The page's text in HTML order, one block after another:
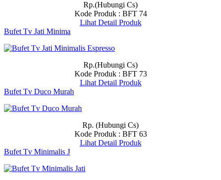
Rp.(Hubungi Cs)
Kode Produk : BFT 74
Lihat Detail Produk
Bufet Tv Jati Minima
Rp.(Hubungi Cs)
Kode Produk : BFT 73
Lihat Detail Produk
Bufet Tv Duco Murah
Rp. (Hubungi Cs)
Kode Produk : BFT 63
Lihat Detail Produk
Bufet Tv Minimalis J